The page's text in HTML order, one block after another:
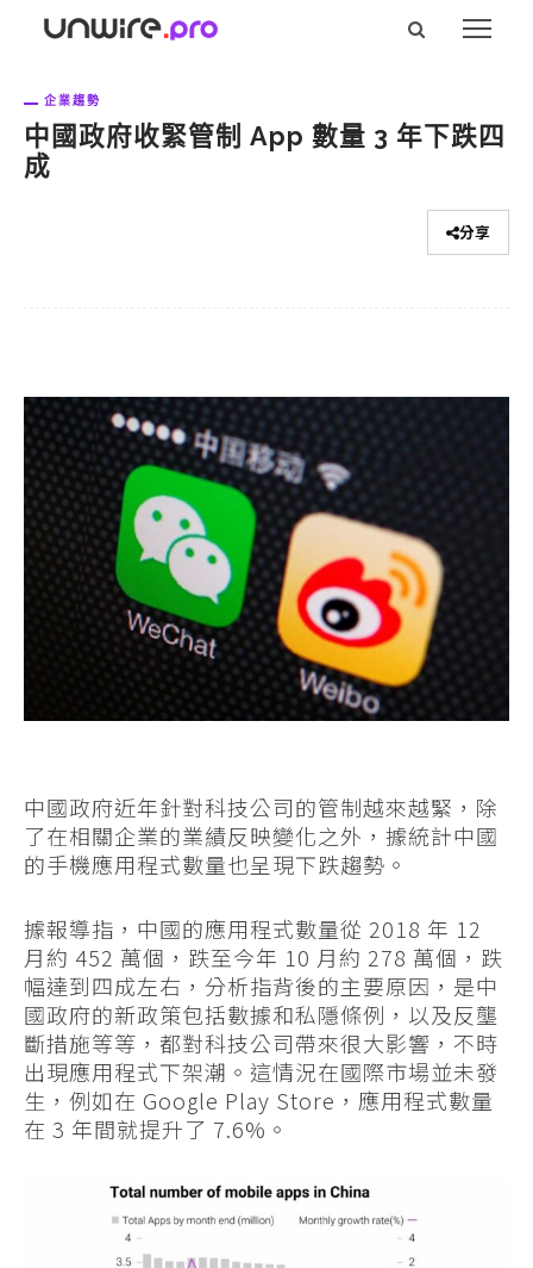
企業趨勢
中國政府收緊管制 App 數量 3 年下跌四
成
分享
中國政府近年針對科技公司的管制越來越緊，除
了在相關企業的業績反映變化之外，據統計中國
的手機應用程式數量也呈現下跌趨勢。
據報導指，中國的應用程式數量從 2018 年 12
月約 452 萬個，跌至今年 10 月約 278 萬個，跌
幅達到四成左右，分析指背後的主要原因，是中
國政府的新政策包括數據和私隱條例，以及反壟
斷措施等等，都對科技公司帶來很大影響，不時
出現應用程式下架潮。這情況在國際市場並未發
生，例如在 Google Play Store，應用程式數量
在 3 年間就提升了 7.6%。